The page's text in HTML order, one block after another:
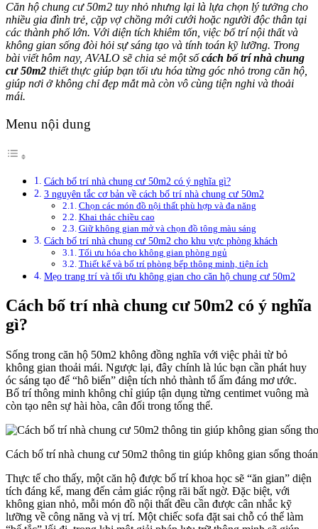
Căn hộ chung cư 50m2 tuy nhỏ nhưng lại là lựa chọn lý tưởng cho
nhiều gia đình trẻ, cặp vợ chồng mới cưới hoặc người độc thân tại
các thành phố lớn. Với diện tích khiêm tốn, việc bố trí nội thất và
không gian sống đòi hỏi sự sáng tạo và tính toán kỹ lưỡng. Trong
bài viết hôm nay, AVALO sẽ chia sẻ một sốcách bố trí nhà chung
cư 50m2 thiết thực giúp bạn tối ưu hóa từng góc nhỏ trong căn hộ,
giúp nơi ở không chỉ đẹp mắt mà còn vô cùng tiện nghi và thoải
mái.
Menu nội dung
Cách bố trí nhà chung cư 50m2 có ý nghĩa gì?
3 nguyên tắc cơ bản về cách bố trí nhà chung cư 50m2
Chọn các món đồ nội thất phù hợp và đa năng
Khai thác chiều cao
Giữ không gian mở và chọn đồ tông màu sáng
Cách bố trí nhà chung cư 50m2 cho khu vực phòng khách
Tối ưu hóa cho không gian phòng ngủ
Thiết kế và bố trí phòng bếp thông minh, tiện ích
Mẹo trang trí và tối ưu không gian cho căn hộ chung cư 50m2
Cách bố trí nhà chung cư 50m2 có ý nghĩa
gì?
Sống trong căn hộ 50m2 không đồng nghĩa với việc phải từ bỏ
không gian thoải mái. Ngược lại, đây chính là lúc bạn cần phát huy
óc sáng tạo để “hô biến” diện tích nhỏ thành tổ ấm đáng mơ ước.
Bố trí thông minh không chỉ giúp tận dụng từng centimet vuông mà
còn tạo nên sự hài hòa, cân đối trong tổng thể.
Cách bố trí nhà chung cư 50m2 thông tin giúp không gian sống
Thực tế cho thấy, một căn hộ được bố trí khoa học sẽ “ăn gian” diện
tích đáng kể, mang đến cảm giác rộng rãi bất ngờ. Đặc biệt, với
không gian nhỏ, mỗi món đồ nội thất đều cần được cân nhắc kỹ
lưỡng về công năng và vị trí. Một chiếc sofa đặt sai chỗ có thể làm